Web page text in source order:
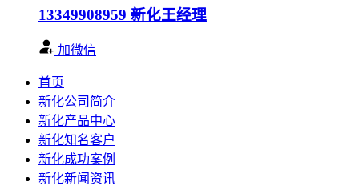
13349908959 新化王经理
加微信
首页
新化公司简介
新化产品中心
新化知名客户
新化成功案例
新化新闻资讯